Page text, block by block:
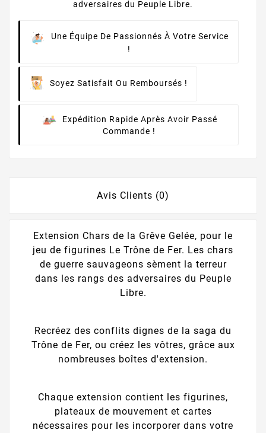
adversaires du Peuple Libre.
Une Équipe De Passionnés À Votre Service
!
Soyez Satisfait Ou Remboursés !
Expédition Rapide Après Avoir Passé
Commande !
Avis Clients (0)
Extension Chars de la Grêve Gelée, pour le
jeu de figurines Le Trône de Fer. Les chars
de guerre sauvageons sèment la terreur
dans les rangs des adversaires du Peuple
Libre.
Recréez des conflits dignes de la saga du
Trône de Fer, ou créez les vôtres, grâce aux
nombreuses boîtes d'extension.
Chaque extension contient les figurines,
plateaux de mouvement et cartes
nécessaires pour les incorporer dans votre